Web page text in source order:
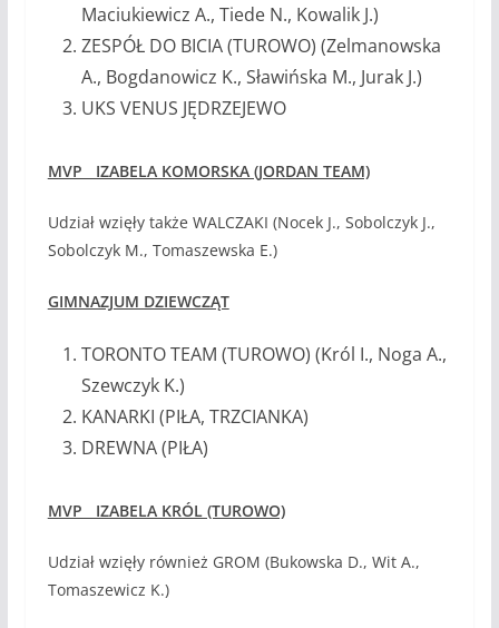
Maciukiewicz A., Tiede N., Kowalik J.)
ZESPÓŁ DO BICIA (TUROWO) (Zelmanowska
A., Bogdanowicz K., Sławińska M., Jurak J.)
UKS VENUS JĘDRZEJEWO
MVP IZABELA KOMORSKA (JORDAN TEAM)
Udział wzięły także WALCZAKI (Nocek J., Sobolczyk J.,
Sobolczyk M., Tomaszewska E.)
GIMNAZJUM DZIEWCZĄT
TORONTO TEAM (TUROWO) (Król I., Noga A.,
Szewczyk K.)
KANARKI (PIŁA, TRZCIANKA)
DREWNA (PIŁA)
MVP IZABELA KRÓL (TUROWO)
Udział wzięły również GROM (Bukowska D., Wit A.,
Tomaszewicz K.)